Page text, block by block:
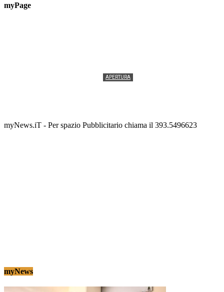
myPage
APERTURA
myNews.iT - Per spazio Pubblicitario chiama il 393.5496623
myNews